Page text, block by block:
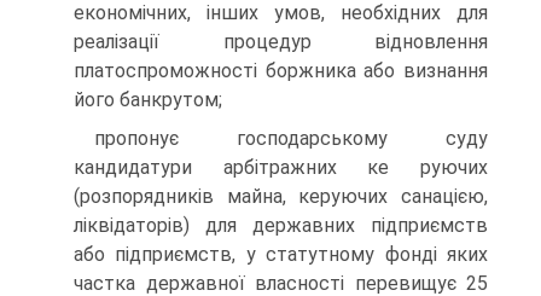
економічних, інших умов, необхідних для
реалізації процедур відновлення
платоспроможності боржника або визнання
його банкрутом;
пропонує господарському суду
кандидатури арбітражних ке руючих
(розпорядників майна, керуючих санацією,
ліквідаторів) для державних підприємств
або підприємств, у статутному фонді яких
частка державної власності перевищує 25